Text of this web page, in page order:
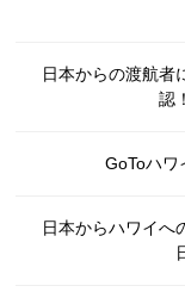
日本からの渡航者
認
GoToハワ
日本からハワイへ